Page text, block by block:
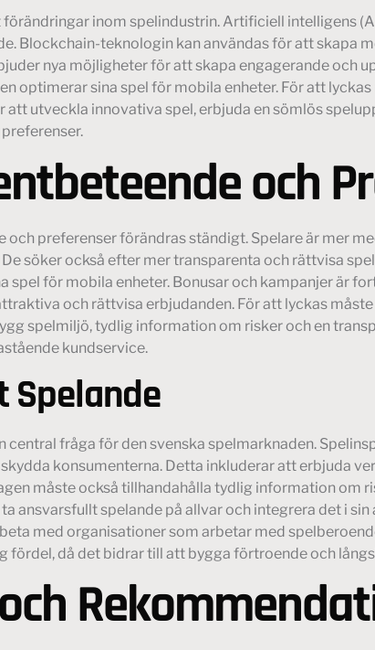
inom spelindustrin. Artificiell intelligens
Blockchain-teknologin kan användas för att skapa
nya möjligheter för att skapa engagerande
optimerar sina spel för mobila enheter. För att
att utveckla innovativa spel, erbjuda en sömlös
och
och preferenser förändras ständigt. Spelare är mer
söker också efter mer transparenta och rättvisa
spel för mobila enheter. Bonusar och kampanjer är
och rättvisa erbjudanden. För att lyckas
spelmiljö, tydlig information om risker och en
kundservice.
Spelande
central fråga för den svenska spelmarknaden.
konsumenterna. Detta inkluderar att erbjuda
måste också tillhandahålla tydlig information om
ansvarsfullt spelande på allvar och integrera det i
med organisationer som arbetar med
fördel, då det bidrar till att bygga förtroende och